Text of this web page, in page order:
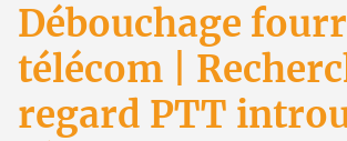
Débouchage
télécom |
regard PTT